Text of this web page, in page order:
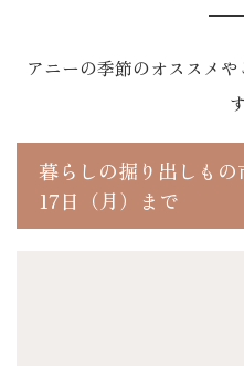
アニーの季節のオススメ
暮らしの掘り出しも
17日（月）まで